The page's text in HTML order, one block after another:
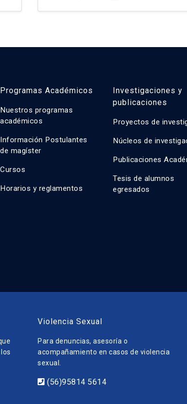
ciudadanas en el […]
Programas Académicos
Nuestros programas
académicos
Información Postulantes
de magíster
Cursos
Horarios y reglamentos
Investigaciones y
publicaciones
Proyectos de
Núcleos de
Publicaciones
Tesis de alumnos
egresados
Violencia Sexual
Para denuncias, asesoría o
acompañamiento en casos de violencia
sexual.
(56)95814 5614